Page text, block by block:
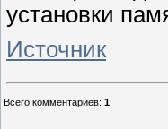
установки
Источник
Всего комментариев: 1